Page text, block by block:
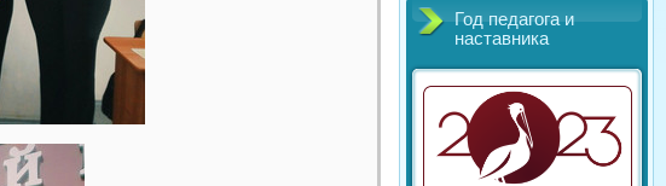
Год педагога и
наставника